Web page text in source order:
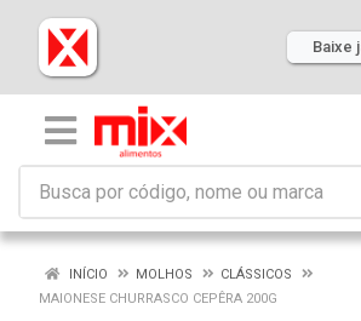
Baixe
INÍCIO MOLHOS
CLÁSSICOS
MAIONESE CHURRASCO CEPÊRA 200G